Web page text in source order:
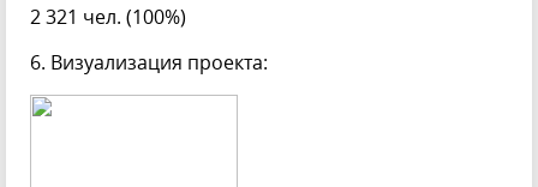
2 321 чел. (100%)
6. Визуализация проекта: